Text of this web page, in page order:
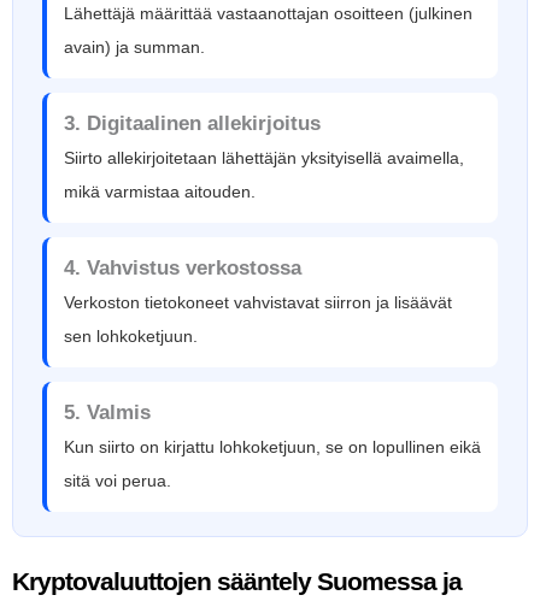
Lähettäjä määrittää vastaanottajan osoitteen (julkinen
avain) ja summan.
3. Digitaalinen allekirjoitus
Siirto allekirjoitetaan lähettäjän yksityisellä avaimella,
mikä varmistaa aitouden.
4. Vahvistus verkostossa
Verkoston tietokoneet vahvistavat siirron ja lisäävät
sen lohkoketjuun.
5. Valmis
Kun siirto on kirjattu lohkoketjuun, se on lopullinen eikä
sitä voi perua.
Kryptovaluuttojen sääntely Suomessa ja